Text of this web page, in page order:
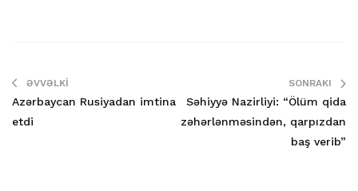
ƏVVƏLKI
Azərbaycan Rusiyadan imtina
etdi
SONRAKI
Səhiyyə Nazirliyi: “Ölüm qida
zəhərlənməsindən, qarpızdan
baş verib”